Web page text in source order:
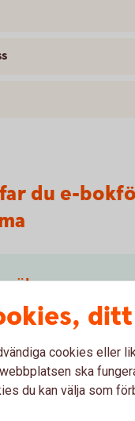
du e-
nedan så kontaktar vi
(speedledger.se)
cookies eller
ska
du kan välja som